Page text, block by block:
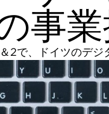
事
2で、ドイツのデ